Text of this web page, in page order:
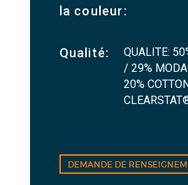
la couleur:
Qualité:
QUALITE:
/ 29%
20%
DEMANDE DE